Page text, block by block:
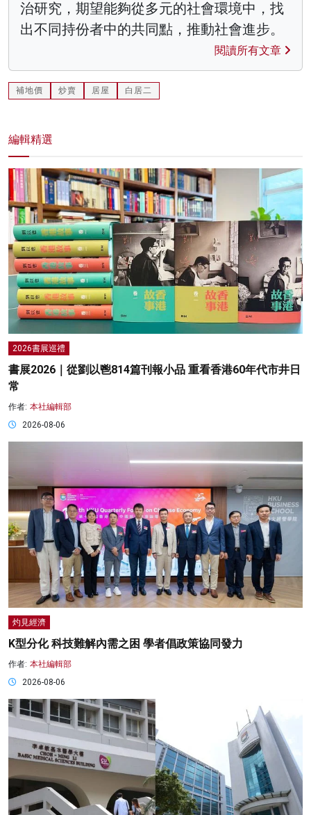
治研究，期望能夠從多元的社會環境中，找
出不同持份者中的共同點，推動社會進步。
閱讀所有文章
補地價 炒賣 居屋 白居二
編輯精選
2026書展巡禮
書展2026｜從劉以鬯814篇刊報小品 重看香港60年代市井日
常
作者: 本社編輯部
2026-08-06
灼見經濟
K型分化 科技難解內需之困 學者倡政策協同發力
作者: 本社編輯部
2026-08-06